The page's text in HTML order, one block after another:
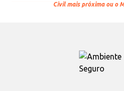
Civil mais próxima ou o